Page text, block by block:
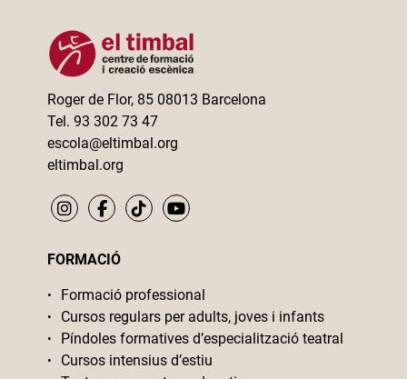
Roger de Flor, 85 08013 Barcelona
Tel. 93 302 73 47
escola@eltimbal.org
eltimbal.org
FORMACIÓ
Formació professional
Cursos regulars per adults, joves i infants
Píndoles formatives d’especialització teatral
Cursos intensius d’estiu